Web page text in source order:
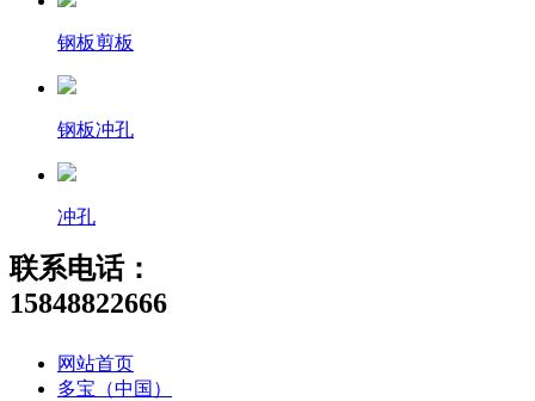
钢板剪板
钢板冲孔
冲孔
联系电话：
15848822666
网站首页
多宝（中国）